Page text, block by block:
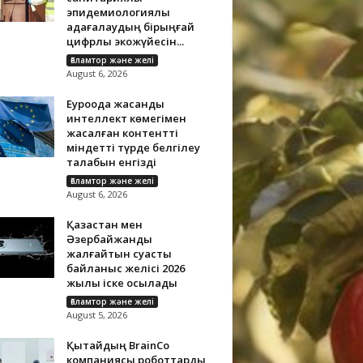
эпидемиологиялық
қадағалаудың бірыңғай
цифрлық экожүйесін...
Ғаламтор және желі
August 6, 2026
Еуроодақ жасанды
интеллект көмегімен
жасалған контентті
міндетті түрде белгілеу
талабын енгізді
Ғаламтор және желі
August 6, 2026
Қазақстан мен
Әзербайжанды
жалғайтын суасты
байланыс желісі 2026
жылы іске қосылады
Ғаламтор және желі
August 5, 2026
Қытайдың BrainCo
компаниясы роботтарды